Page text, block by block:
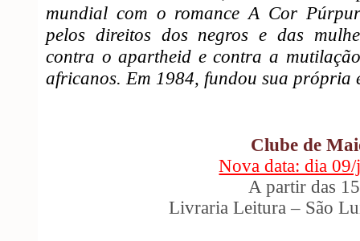
mundial com o romance A Cor
pelos direitos dos negros e das
contra o apartheid e contra a
africanos. Em 1984, fundou sua própria
Clube de
Nova data: dia
A partir das
Livraria Leitura – São